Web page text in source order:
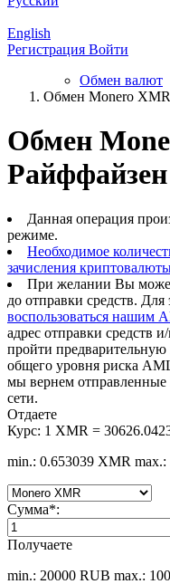
English
Регистрация Войти
Обмен валют
Обмен Monero
Обмен
Данная операция
режиме.
Необходимое
зачисления
При желании Вы
до отправки средств. Для
воспользоваться нашим
адрес отправки средств
пройти
общего уровня риска
мы вернем отправленные
сети.
Отдаете
Курс: 1 XMR =
min.: 0.653039 XMR
Сумма*:
Получаете
min.: 20000 RUB max.: